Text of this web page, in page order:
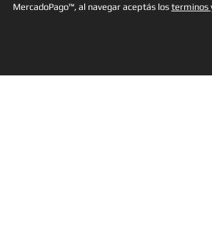
MercadoPago™, al navegar aceptás los terminos